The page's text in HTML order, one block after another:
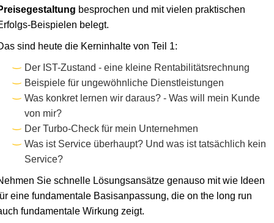
besprochen und mit vielen praktischen
Beispielen belegt.
sind heute die Kerninhalte von Teil 1:
Der IST-Zustand - eine kleine Rentabilitätsrechnung
Beispiele für ungewöhnliche Dienstleistungen
Was konkret lernen wir daraus? - Was will mein Kunde
von mir?
Der Turbo-Check für mein Unternehmen
Was ist Service überhaupt? Und was ist tatsächlich kein
Service?
Sie schnelle Lösungsansätze genauso mit wie Ideen
eine fundamentale Basisanpassung, die on the long run
fundamentale Wirkung zeigt.